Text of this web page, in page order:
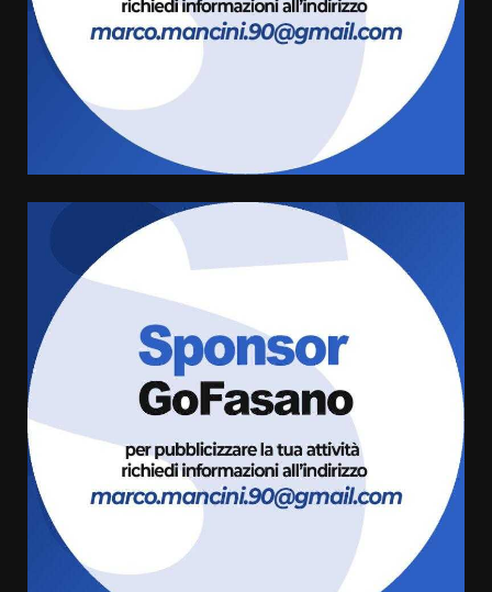
Cura dei beni comuni e
cittadinanza attiva: online
l’avviso per la gestione
condivisa della Villetta di
assoluta de “L’Albergo
Belvedere. Il rapimento”
6 Agosto 2026 06:15
Serie D, l’Us Fasano è escluso
dal campionato
5 Agosto 2026 17:30
Truffatori in azione nelle
frazioni fasanesi
5 Agosto 2026 11:03